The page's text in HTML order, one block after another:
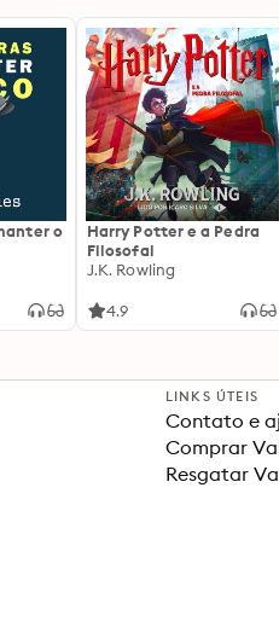
o
Harry Potter e a Pedra
Filosofal
J.K. Rowling
4.9
LINKS ÚTEIS
Contato e
Comprar
Resgatar